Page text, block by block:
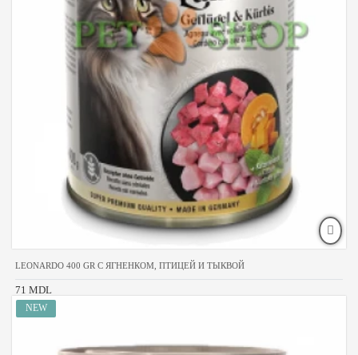
LEONARDO 400 GR С ЯГНЕНКОМ, ПТИЦЕЙ И ТЫКВОЙ
71 MDL